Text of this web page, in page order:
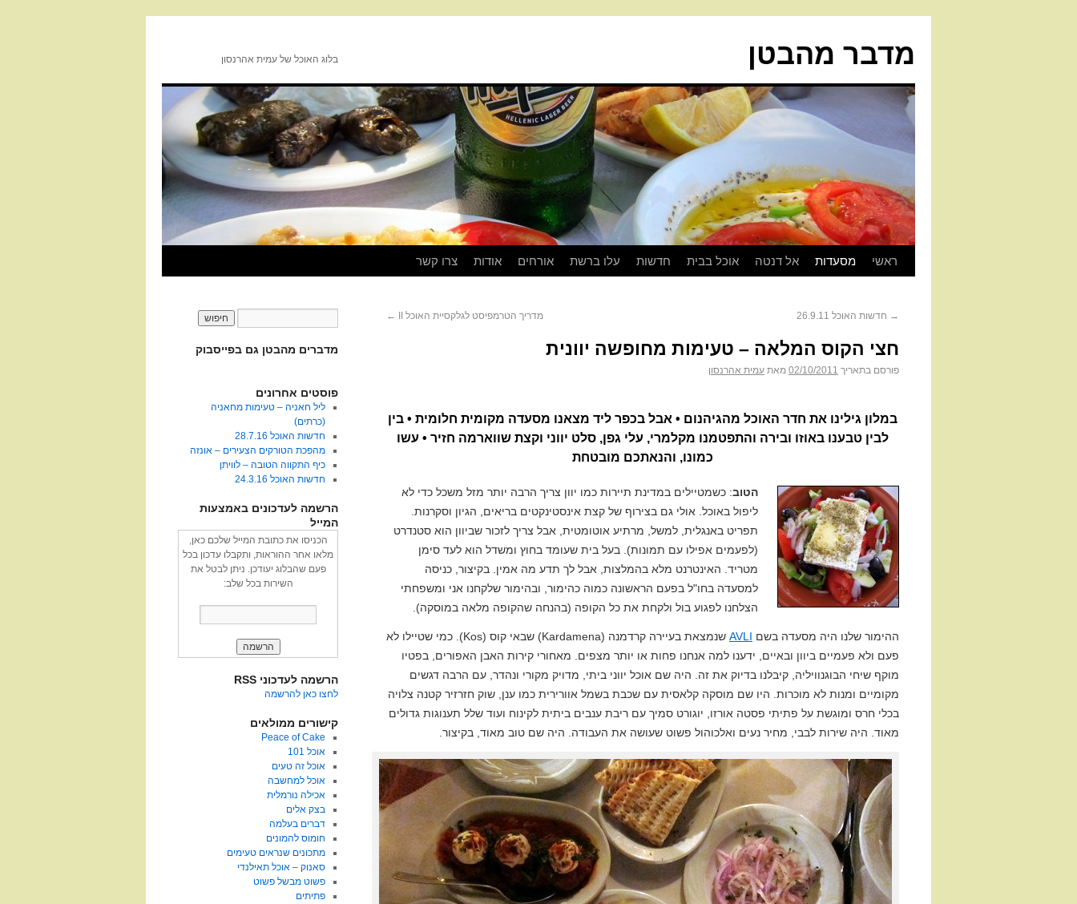
מדבר מהבטן בלוג האוכל של עמית אהרנסון
ראשי מסעדות אל דנטה אוכל בבית חדשות עלו ברשת אורחים אודות צרו קשר
→ חדשות האוכל 26.9.11 מדריך הטרמפיסט לגלקסיית האוכל II ←
חצי הקוס המלאה – טעימות מחופשה יוונית
פורסם בתאריך 02/10/2011 מאת עמית אהרנסון
במלון גילינו את חדר האוכל מהגיהנום • אבל בכפר ליד מצאנו מסעדה מקומית חלומית • בין
לבין טבענו באוזו ובירה והתפטמנו מקלמרי, עלי גפן, סלט יווני וקצת שווארמה חזיר • עשו
כמונו, והנאתכם מובטחת
הטוב: כשמטיילים במדינת תיירות כמו יוון צריך הרבה יותר מזל משכל כדי לא
ליפול באוכל. אולי גם בצירוף של קצת אינסטינקטים בריאים, הגיון וסקרנות.
תפריט באנגלית, למשל, מרתיע אוטומטית, אבל צריך לזכור שביוון הוא סטנדרט
(לפעמים אפילו עם תמונות). בעל בית שעומד בחוץ ומשדל הוא לעד סימן
מטריד. האינטרנט מלא בהמלצות, אבל לך תדע מה אמין. בקיצור, כניסה
למסעדה בחו"ל בפעם הראשונה כמוה כהימור, ובהימור שלקחנו אני ומשפחתי
הצלחנו לפגוע בול ולקחת את כל הקופה (בהנחה שהקופה מלאה במוסקה).
ההימור שלנו היה מסעדה בשם AVLI
שנמצאת בעיירה קרדמנה (Kardamena) שבאי קוס (Kos). כמי שטיילו לא
פעם ולא פעמיים ביוון ובאיים, ידענו למה אנחנו פחות או יותר מצפים. מאחורי קירות האבן האפורים, בפטיו
מוקף שיחי הבוגנוויליה, קיבלנו בדיוק את זה. היה שם אוכל יווני ביתי, מדויק מקורי ונהדר, עם הרבה דגשים
מקומיים ומנות לא מוכרות. היו שם מוסקה קלאסית עם שכבת בשמל אוורירית כמו ענן, שוק חזרזיר קטנה צלויה
בכלי חרס ומוגשת על פתיתי פסטה אורזו, יוגורט סמיך עם ריבת ענבים ביתית לקינוח ועוד שלל תענוגות גדולים
מאוד. היה שירות לבבי, מחיר נעים ואלכוהול פשוט שעושה את העבודה. היה שם טוב מאוד, בקיצור.
מדברים מהבטן גם בפייסבוק
פוסטים אחרונים
ליל חאניה – טעימות מחאניה
(כרתים)
חדשות האוכל 28.7.16
מהפכת הטורקים הצעירים – אונזה
כיף התקווה הטובה – לוויתן
חדשות האוכל 24.3.16
הרשמה לעדכונים באמצעות
המייל
הכניסו את כתובת המייל שלכם כאן,
מלאו אחר ההוראות, ותקבלו עדכון בכל
פעם שהבלוג יעודכן. ניתן לבטל את
השירות בכל שלב:
הרשמה לעדכוני RSS
לחצו כאן להרשמה
קישורים ממולאים
Peace of Cake
אוכל 101
אוכל זה טעים
אוכל למחשבה
אכילה נורמלית
בצק אלים
דברים בעלמה
חומוס להמונים
מתכונים שנראים טעימים
סאנוק – אוכל תאילנדי
פשוט מבשל פשוט
פתיתים